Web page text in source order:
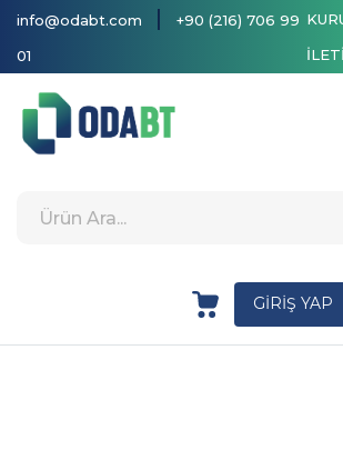
info@odabt.com |
+90 (216) 706 99
01
GİRİŞ YAP